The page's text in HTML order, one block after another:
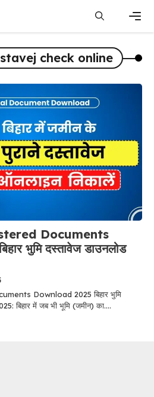
check online
Documents
भुमि दस्तावेज डाउनलोड
Download 2025 बिहार भुमि
बिहार में जब भी भूमि (जमीन) का....